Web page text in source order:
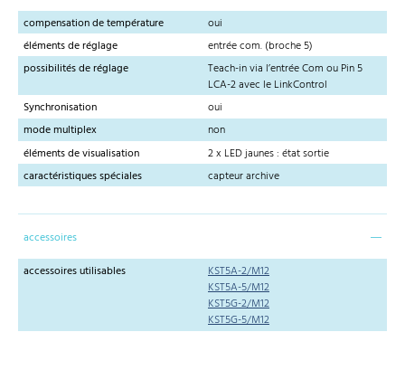
compensation de température
oui
éléments de réglage
entrée com. (broche 5)
possibilités de réglage
Teach-in via l’entrée Com ou Pin 5
LCA-2 avec le LinkControl
Synchronisation
oui
mode multiplex
non
éléments de visualisation
2 x LED jaunes : état sortie
caractéristiques spéciales
capteur archive
accessoires
accessoires utilisables
KST5A-2/M12
KST5A-5/M12
KST5G-2/M12
KST5G-5/M12